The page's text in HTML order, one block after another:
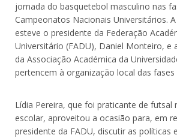
jornada do basquetebol masculino nas
Campeonatos Nacionais Universitários.
esteve o presidente da Federação
Universitário (FADU), Daniel Monteiro, e
da Associação Académica da
pertencem à organização local das fases
Lídia Pereira, que foi praticante de futsal
escolar, aproveitou a ocasião para, em
presidente da FADU, discutir as políticas